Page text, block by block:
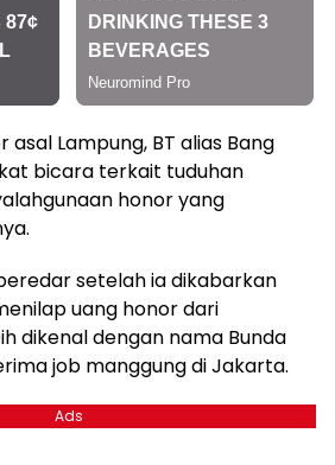
asal Lampung, BT alias Bang
bicara terkait tuduhan
honor yang
setelah ia dikabarkan
uang honor dari
dikenal dengan nama Bunda
job manggung di Jakarta.
Ads